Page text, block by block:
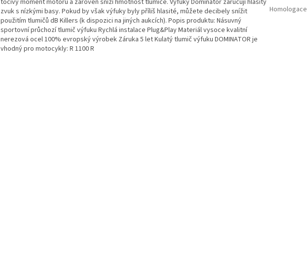
zvuk s nízkými basy. Pokud by však výfuky byly příliš hlasité, můžete decibely snížit
použitím tlumičů dB Killers (k dispozici na jiných aukcích). Popis produktu: Násuvný
sportovní průchozí tlumič výfuku Rychlá instalace Plug&Play Materiál vysoce kvalitní
nerezová ocel 100% evropský výrobek Záruka 5 let Kulatý tlumič výfuku DOMINATOR je
vhodný pro motocykly: R 1100 R
Homologace